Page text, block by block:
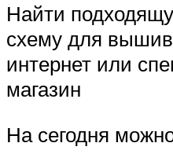
Найти
схему для
интернет или
магазин
На сегодня